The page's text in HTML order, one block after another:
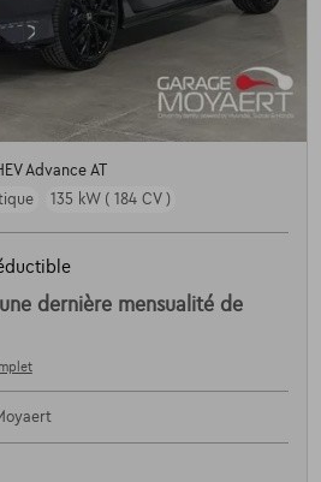
Advance AT
135 kW ( 184 CV )
dernière mensualité de